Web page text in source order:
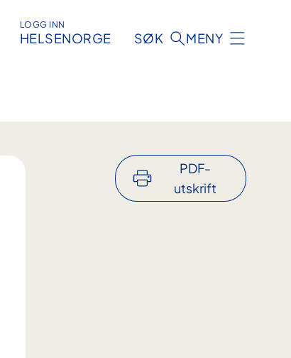
LOGG INN
HELSENORGE SØK MENY
PDF-
utskrift